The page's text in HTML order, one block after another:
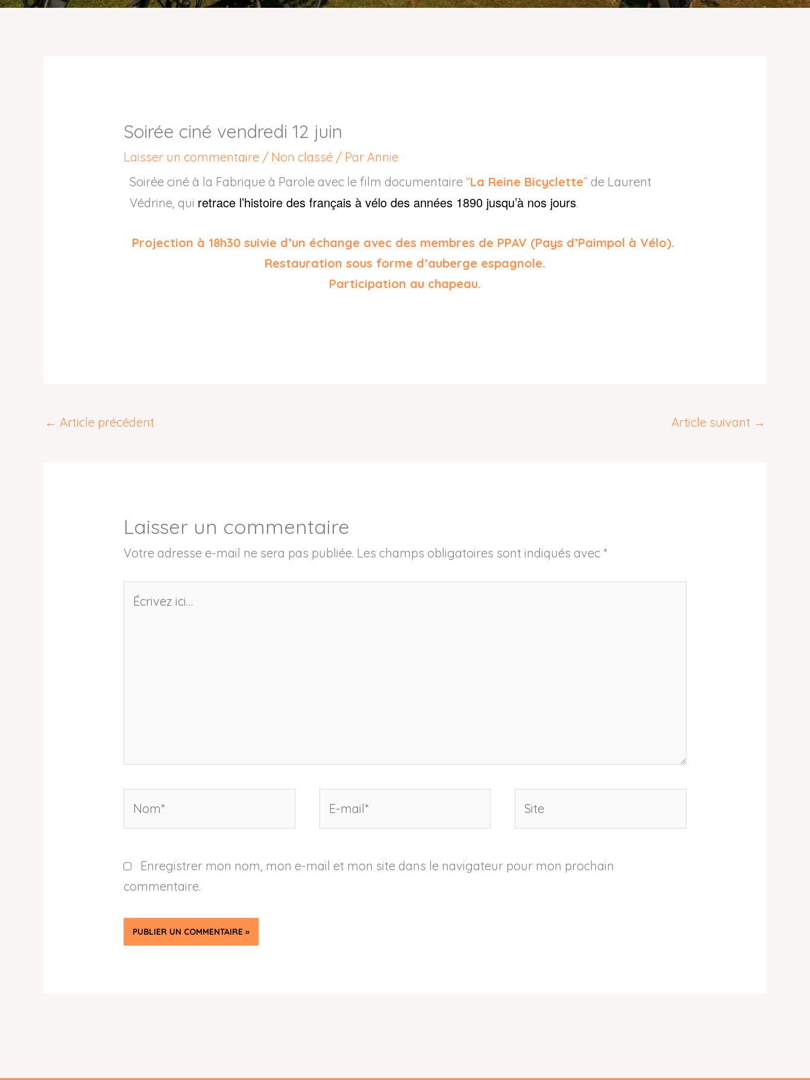
Soirée ciné vendredi 12 juin
Laisser un commentaire / Non classé / ParAnnie
Soirée ciné à la Fabrique à Parole avec le film documentaire “La Reine Bicyclette” de Laurent
Védrine, qui retrace l’histoire des français à vélo des années 1890 jusqu’à nos jours.
Projection à 18h30 suivie d’un échange avec des membres de PPAV (Pays d’Paimpol à Vélo).
Restauration sous forme d’auberge espagnole.
Participation au chapeau.
← Article précédent Article suivant →
Laisser un commentaire
Votre adresse e-mail ne sera pas publiée. Les champs obligatoires sont indiqués avec *
Écrivez
Enregistrer mon nom, mon e-mail et mon site dans le navigateur pour mon prochain
commentaire.